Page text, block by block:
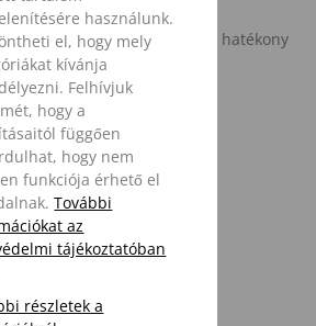
használunk.
el, hogy mely
kívánja
Felhívjuk
hogy a
függően
hogy nem
funkciója érhető el
További
az
tájékoztatóban
részletek a
egyszerű vezérlés és pontos hatékony